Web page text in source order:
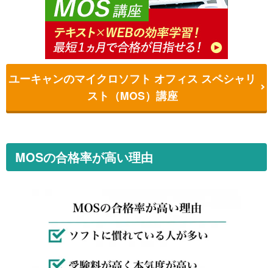
ユーキャンのマイクロソフト オフィス スペシャリ
スト（MOS）講座
MOSの合格率が高い理由